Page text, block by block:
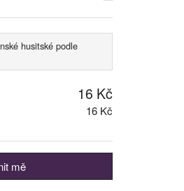
husitské podle
16 Kč
16 Kč
mě